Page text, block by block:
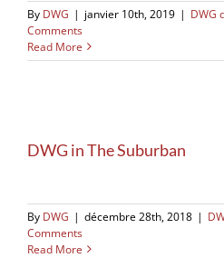
By DWG | janvier 10th, 2019 | DWG
Comments
Read More
DWG in The Suburban
By DWG | décembre 28th, 2018 |
Comments
Read More